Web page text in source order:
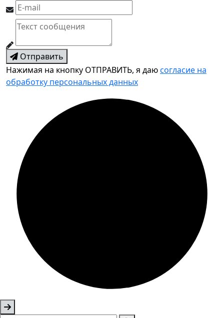
Отправить
Нажимая на кнопку ОТПРАВИТЬ, я даюсогласие на
обработку персональных данных